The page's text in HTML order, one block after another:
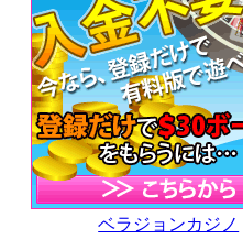
ベラジョンカジノ